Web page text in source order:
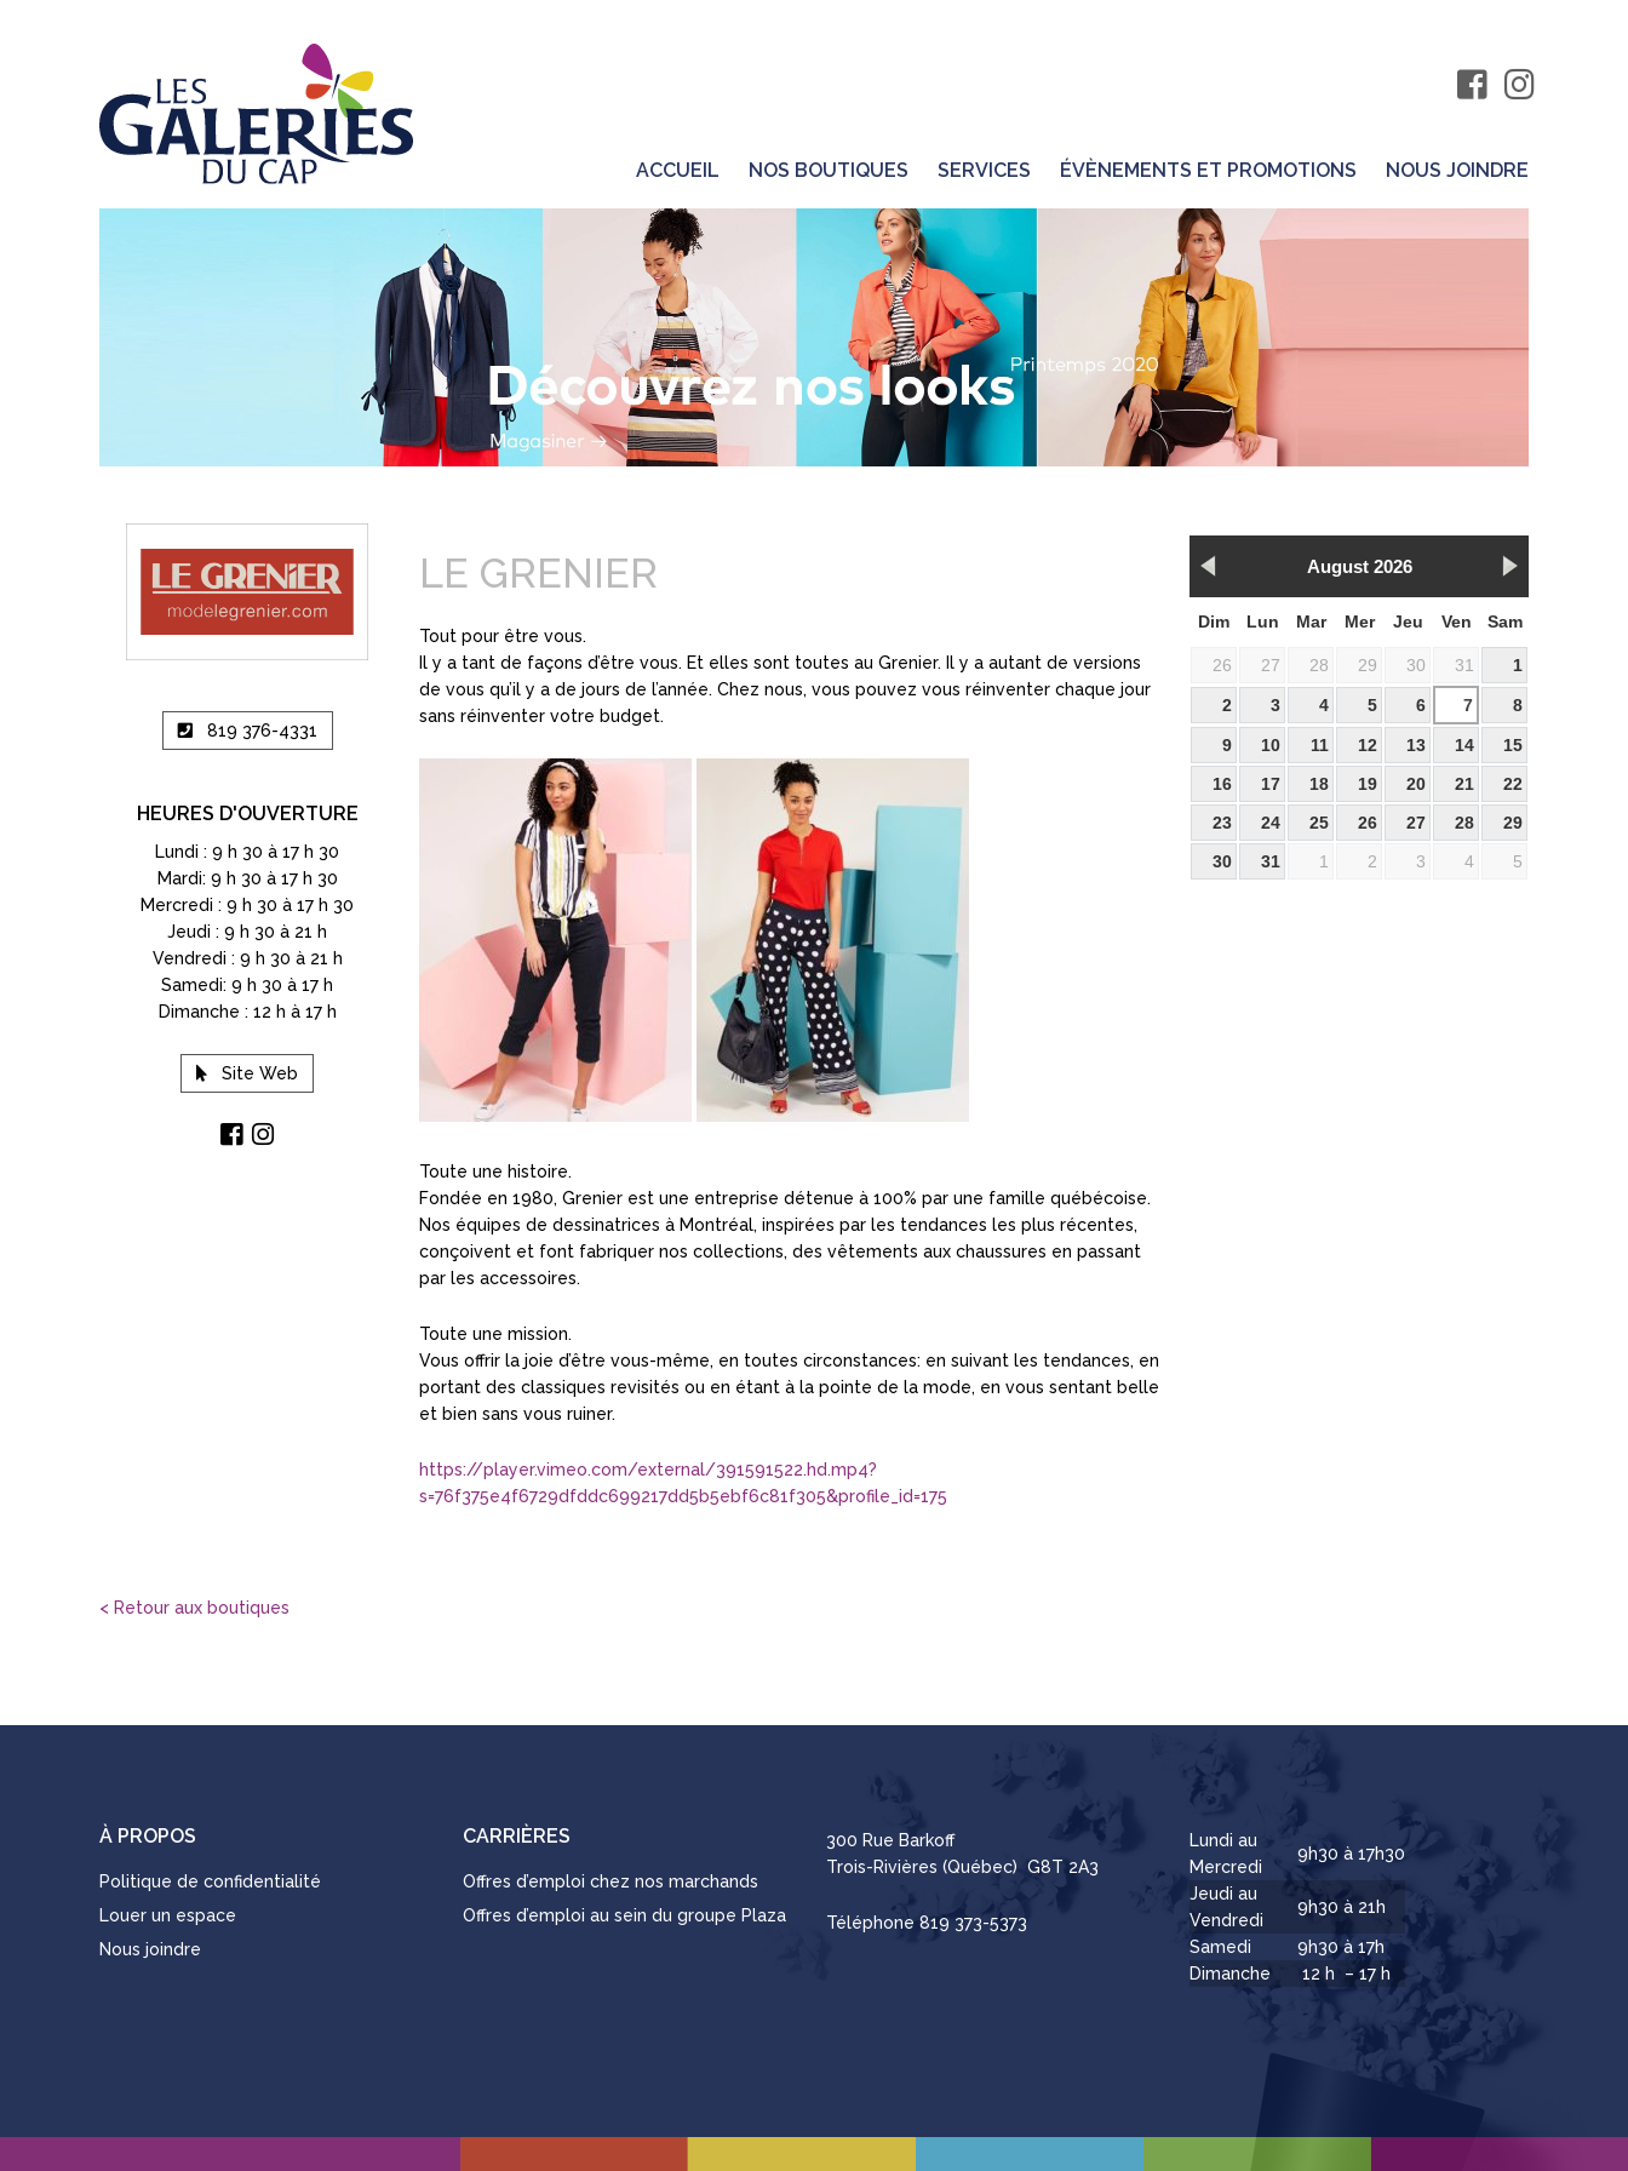
ACCUEIL NOS BOUTIQUES SERVICES ÉVÈNEMENTS ET PROMOTIONS NOUS JOINDRE
819 376-4331
HEURES D'OUVERTURE
Lundi : 9 h 30 à 17 h 30
Mardi: 9 h 30 à 17 h 30
Mercredi : 9 h 30 à 17 h 30
Jeudi : 9 h 30 à 21 h
Vendredi : 9 h 30 à 21 h
Samedi: 9 h 30 à 17 h
Dimanche : 12 h à 17 h
Site Web
LE GRENIER
Tout pour être vous.
Il y a tant de façons d’être vous. Et elles sont toutes au Grenier. Il y a autant de versions
de vous qu’il y a de jours de l’année. Chez nous, vous pouvez vous réinventer chaque jour
sans réinventer votre budget.
Toute une histoire.
Fondée en 1980, Grenier est une entreprise détenue à 100% par une famille québécoise.
Nos équipes de dessinatrices à Montréal, inspirées par les tendances les plus récentes,
conçoivent et font fabriquer nos collections, des vêtements aux chaussures en passant
par les accessoires.
Toute une mission.
Vous offrir la joie d’être vous-même, en toutes circonstances: en suivant les tendances, en
portant des classiques revisités ou en étant à la pointe de la mode, en vous sentant belle
et bien sans vous ruiner.
https://player.vimeo.com/external/391591522.hd.mp4?
s=76f375e4f6729dfddc699217dd5b5ebf6c81f305&profile_id=175
< Retour aux boutiques
August 2026
Dim Lun Mar Mer Jeu Ven Sam
26 27 28 29 30 31 1
2 3 4 5 6 7 8
9 10 11 12 13 14
15
16
17 18 19 20 21
22
23
24 25 26 27 28
29
30
31 1 2 3 4 5
À PROPOS
Politique de confidentialité
Louer un espace
Nous joindre
CARRIÈRES
Offres d’emploi chez nos marchands
Offres d’emploi au sein du groupe Plaza
300 Rue Barkoff
Trois-Rivières (Québec) G8T 2A3
Téléphone 819 373-5373
Lundi au
Mercredi
9h30 à 17h30
Jeudi au
Vendredi
9h30 à 21h
Samedi
9h30 à 17h
Dimanche
12 h – 17 h